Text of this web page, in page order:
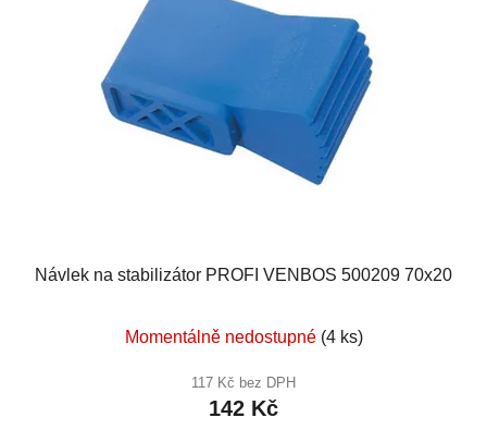
Návlek na stabilizátor PROFI VENBOS 500209 70x20
Momentálně nedostupné (4 ks)
117 Kč bez DPH
142 Kč